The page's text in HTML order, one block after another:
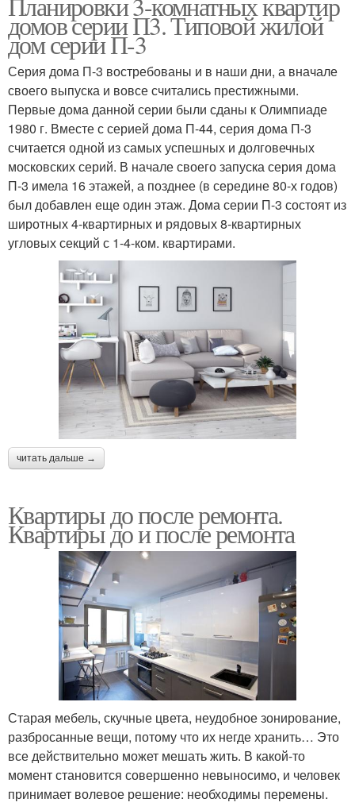
домов серии П3. Типовой жилой
дом серии П-3
Серия дома П-3 востребованы и в наши дни, а вначале
своего выпуска и вовсе считались престижными.
Первые дома данной серии были сданы к Олимпиаде
1980 г. Вместе с серией дома П-44, серия дома П-3
считается одной из самых успешных и долговечных
московских серий. В начале своего запуска серия дома
П-3 имела 16 этажей, а позднее (в середине 80-х годов)
был добавлен еще один этаж. Дома серии П-3 состоят из
широтных 4-квартирных и рядовых 8-квартирных
угловых секций с 1-4-ком. квартирами.
читать дальше →
Квартиры до после ремонта.
Квартиры до и после ремонта
Старая мебель, скучные цвета, неудобное зонирование,
разбросанные вещи, потому что их негде хранить… Это
все действительно может мешать жить. В какой-то
момент становится совершенно невыносимо, и человек
принимает волевое решение: необходимы перемены.